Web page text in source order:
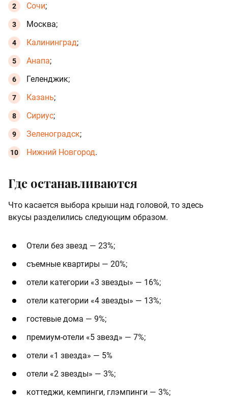
Сочи;
Москва;
Калининград;
Анапа;
Геленджик;
Казань;
Сириус;
Зеленоградск;
Нижний Новгород.
Где останавливаются
Что касается выбора крыши над головой, то здесь
вкусы разделились следующим образом.
Отели без звезд — 23%;
съемные квартиры — 20%;
отели категории «3 звезды» — 16%;
отели категории «4 звезды» — 13%;
гостевые дома — 9%;
премиум-отели «5 звезд» — 7%;
отели «1 звезда» — 5%
отели «2 звезды» — 3%;
коттеджи, кемпинги, глэмпинги — 3%;